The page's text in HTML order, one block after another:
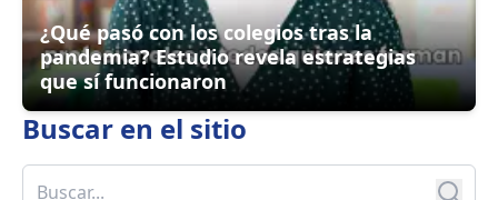
¿Qué pasó con los colegios tras la
pandemia? Estudio revela estrategias
que sí funcionaron
Buscar en el sitio